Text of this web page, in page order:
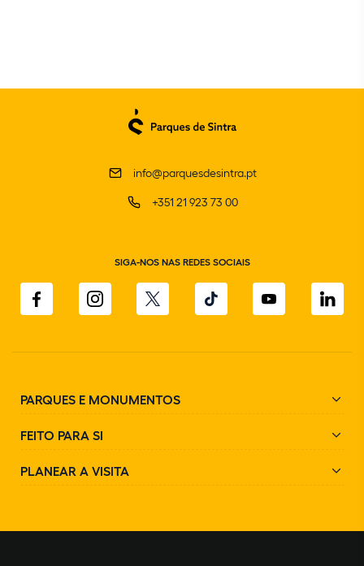
info@parquesdesintra.pt
+351 21 923 73 00
SIGA-NOS NAS REDES SOCIAIS
PARQUES E MONUMENTOS
FEITO PARA SI
PLANEAR A VISITA